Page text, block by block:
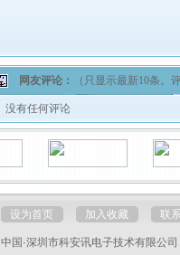
网友评论： （只显示最新10条
没有任何评论
设为首页 加入收藏 联
中国·深圳市科安讯电子技术有限公司